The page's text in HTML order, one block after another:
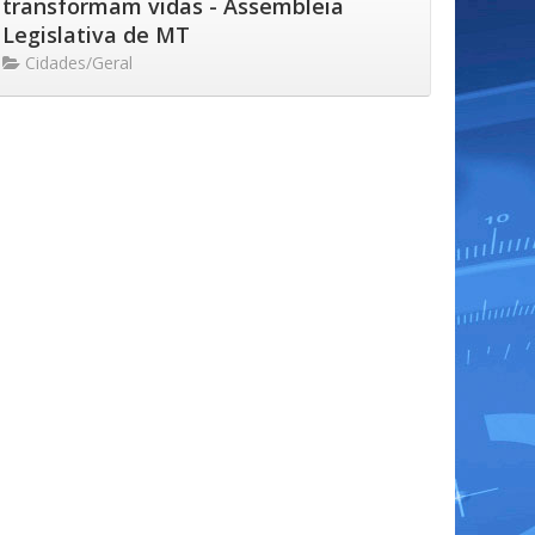
transformam vidas - Assembleia
Legislativa de MT
Cidades/Geral